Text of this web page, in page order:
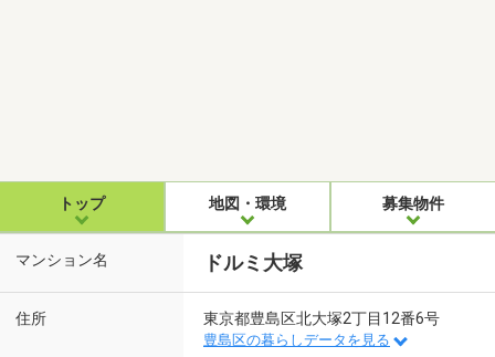
トップ 地図・環境 募集物件
マンション名 ドルミ大塚
住所 東京都豊島区北大塚2丁目12番6号
豊島区の暮らしデータを見る